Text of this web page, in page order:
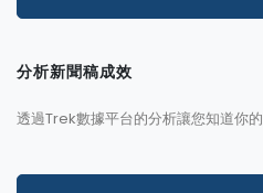
分析新聞稿成效
透過Trek數據平台的分析讓您知道你